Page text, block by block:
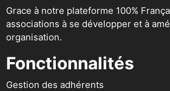
Grace à notre plateforme 100%
associations à se développer et à
organisation.
Fonctionnalités
Gestion des adhérents